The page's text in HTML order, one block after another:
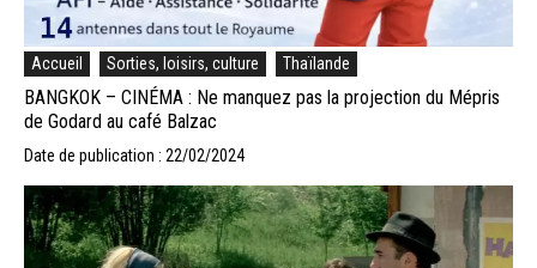
Accueil Sorties, loisirs, culture Thaïlande
BANGKOK – CINÉMA : Ne manquez pas la projection du Mépris
de Godard au café Balzac
Date de publication : 22/02/2024